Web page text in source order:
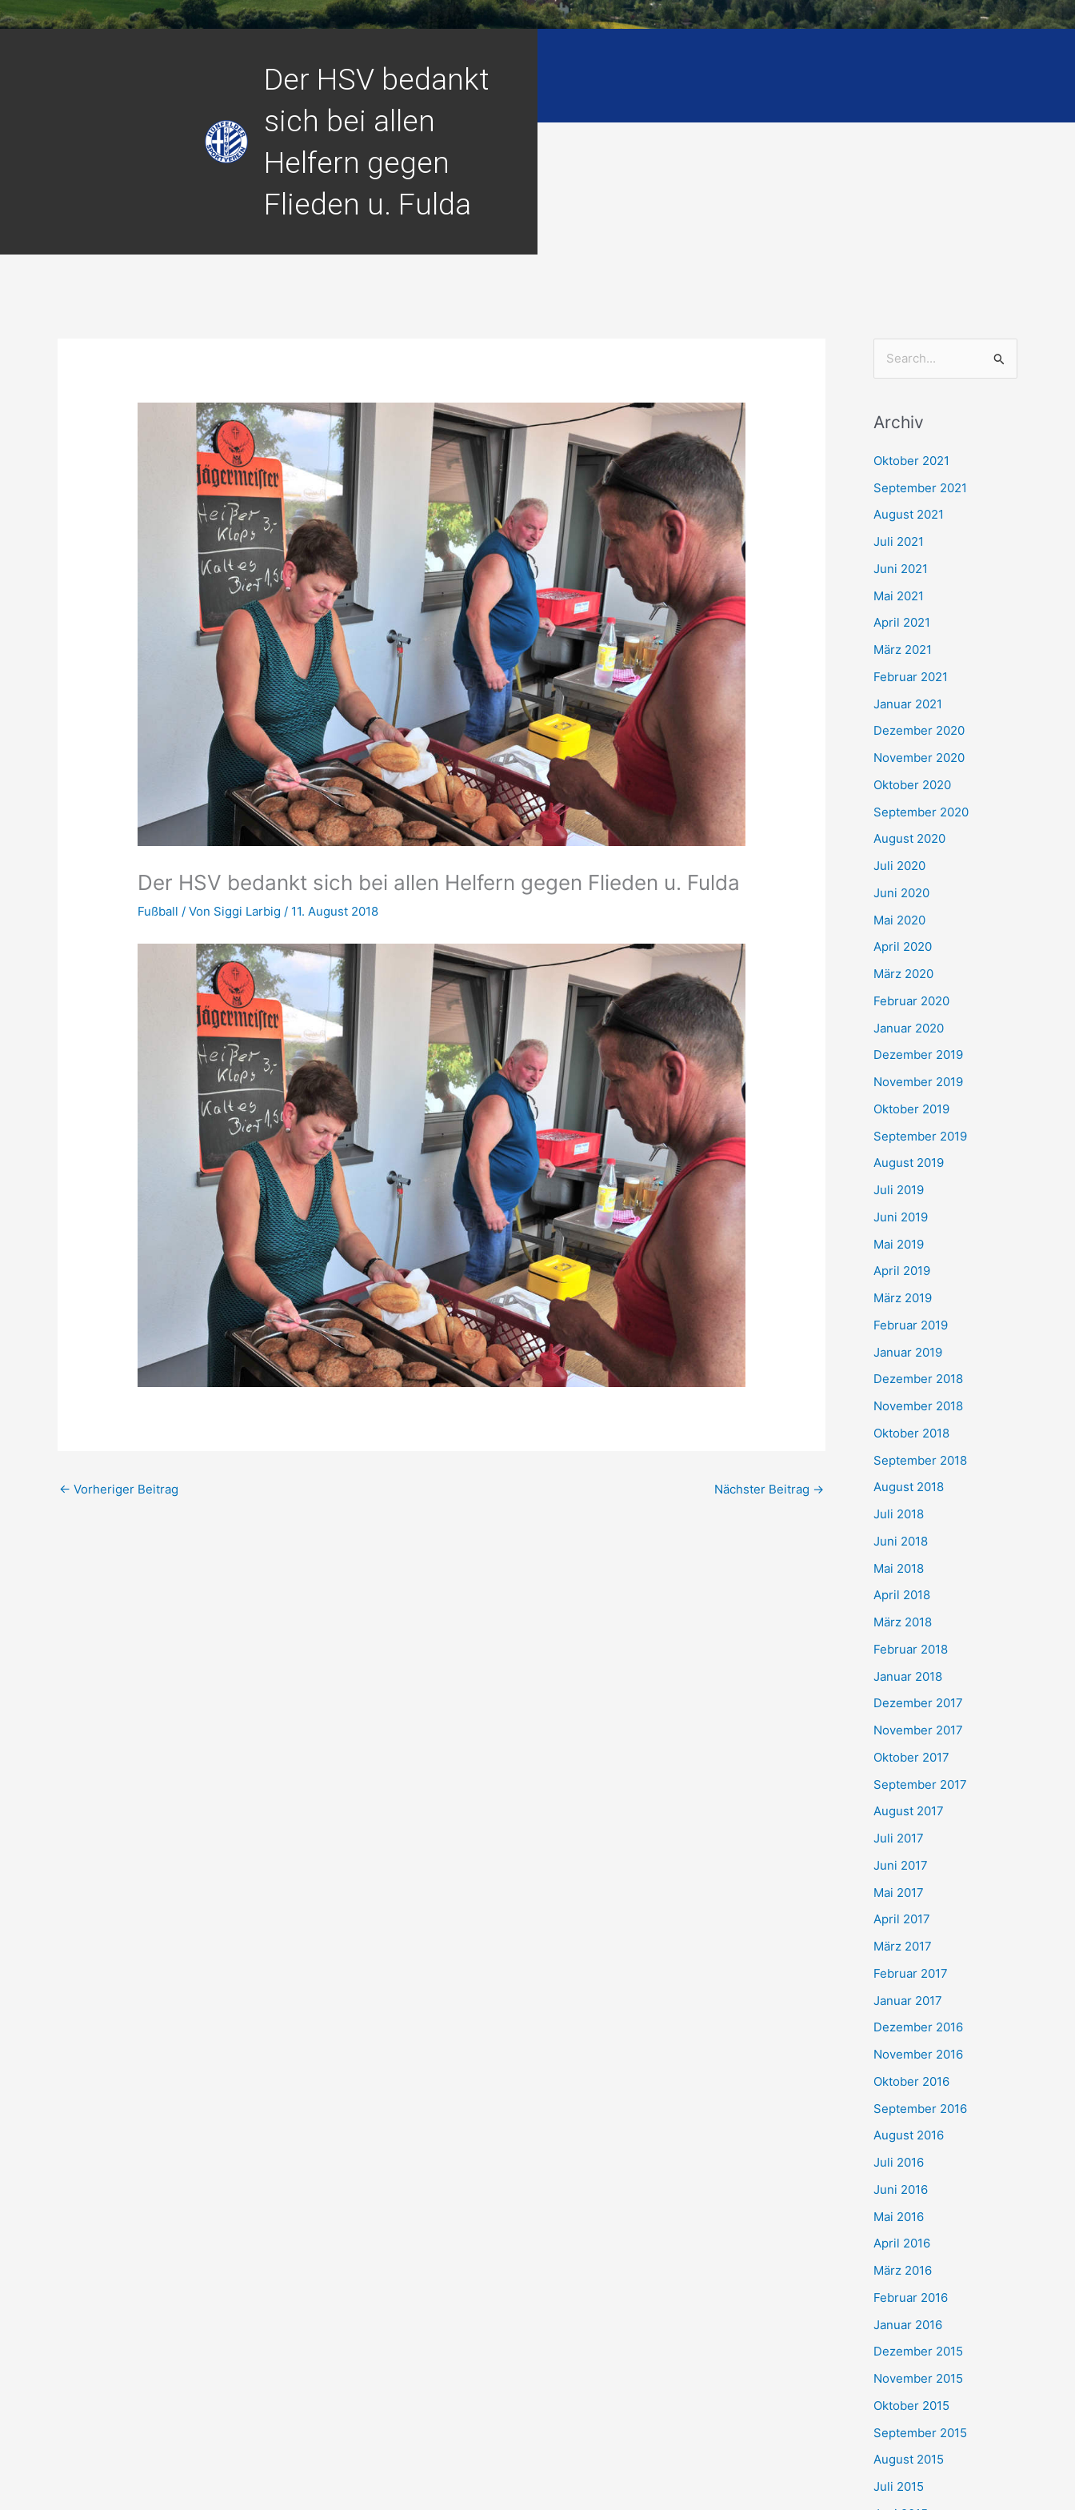
Der HSV bedankt
sich bei allen
Helfern gegen
Flieden u. Fulda
Der HSV bedankt sich bei allen Helfern gegen Flieden u. Fulda
Fußball / Von Siggi Larbig/ 11. August 2018
← Vorheriger Beitrag Nächster Beitrag →
h
e
n
h
:
Archiv
Oktober 2021
September 2021
August 2021
Juli 2021
Juni 2021
Mai 2021
April 2021
März 2021
Februar 2021
Januar 2021
Dezember 2020
November 2020
Oktober 2020
September 2020
August 2020
Juli 2020
Juni 2020
Mai 2020
April 2020
März 2020
Februar 2020
Januar 2020
Dezember 2019
November 2019
Oktober 2019
September 2019
August 2019
Juli 2019
Juni 2019
Mai 2019
April 2019
März 2019
Februar 2019
Januar 2019
Dezember 2018
November 2018
Oktober 2018
September 2018
August 2018
Juli 2018
Juni 2018
Mai 2018
April 2018
März 2018
Februar 2018
Januar 2018
Dezember 2017
November 2017
Oktober 2017
September 2017
August 2017
Juli 2017
Juni 2017
Mai 2017
April 2017
März 2017
Februar 2017
Januar 2017
Dezember 2016
November 2016
Oktober 2016
September 2016
August 2016
Juli 2016
Juni 2016
Mai 2016
April 2016
März 2016
Februar 2016
Januar 2016
Dezember 2015
November 2015
Oktober 2015
September 2015
August 2015
Juli 2015